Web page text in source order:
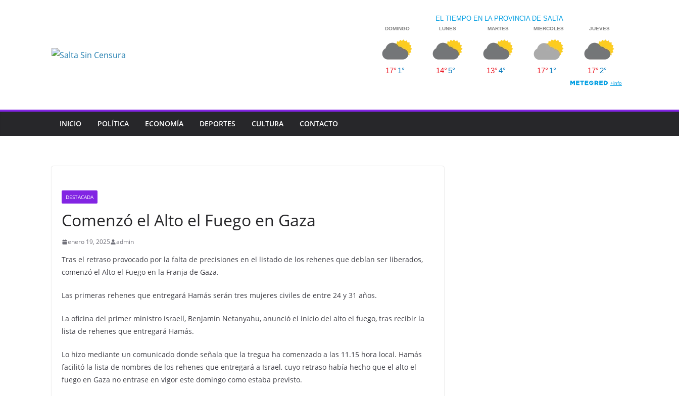
INICIO POLÍTICA ECONOMÍA DEPORTES CULTURA CONTACTO
DESTACADA
Comenzó el Alto el Fuego en Gaza
enero 19, 2025 admin
Tras el retraso provocado por la falta de precisiones en el listado de los rehenes que debían ser liberados,
comenzó el Alto el Fuego en la Franja de Gaza.
Las primeras rehenes que entregará Hamás serán tres mujeres civiles de entre 24 y 31 años.
La oficina del primer ministro israelí, Benjamín Netanyahu, anunció el inicio del alto el fuego, tras recibir la
lista de rehenes que entregará Hamás.
Lo hizo mediante un comunicado donde señala que la tregua ha comenzado a las 11.15 hora local. Hamás
facilitó la lista de nombres de los rehenes que entregará a Israel, cuyo retraso había hecho que el alto el
fuego en Gaza no entrase en vigor este domingo como estaba previsto.